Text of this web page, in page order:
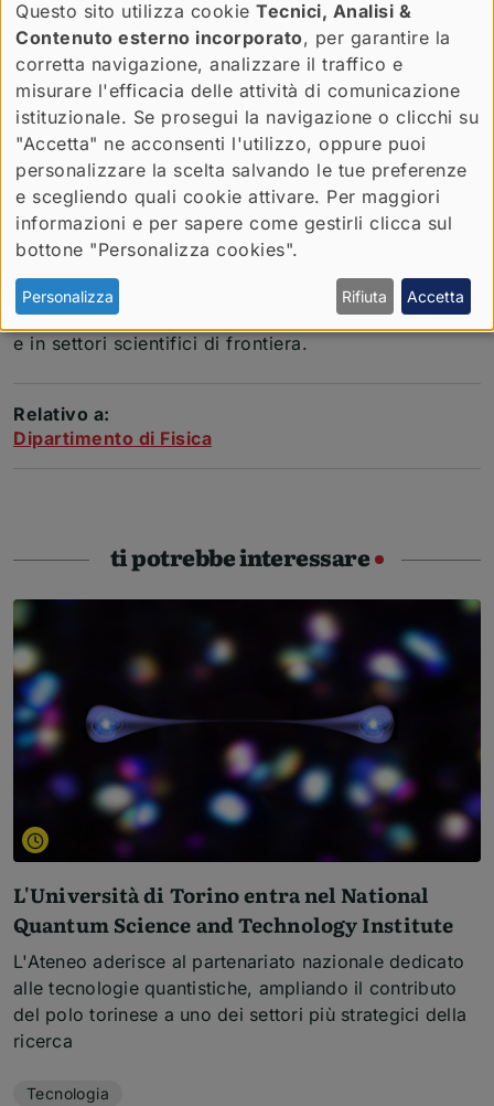
della nostra comunità accademica”.
Fondata nel 1988, SOKENDAI rappresenta una realtà
unica nel panorama accademico giapponese. Prima
università nazionale dedicata esclusivamente alla
formazione post-laurea, opera in stretta
collaborazione con una rete di istituti di ricerca di
rilevanza nazionale che mettono a disposizione
infrastrutture avanzate, grandi laboratori, archivi
scientifici e competenze altamente specializzate.
Attraverso i suoi programmi interdisciplinari,
SOKENDAI forma ricercatori e ricercatrici capaci di
operare ai più alti livelli della ricerca internazionale
e in settori scientifici di frontiera.
Relativo a:
Dipartimento di Fisica
ti potrebbe interessare
L'Università di Torino entra nel National
Quantum Science and Technology Institute
L'Ateneo aderisce al partenariato nazionale dedicato
alle tecnologie quantistiche, ampliando il contributo
del polo torinese a uno dei settori più strategici della
ricerca
Tecnologia
Questo sito utilizza cookie Tecnici, Analisi &
Contenuto esterno incorporato, per garantire la
corretta navigazione, analizzare il traffico e
misurare l'efficacia delle attività di comunicazione
istituzionale. Se prosegui la navigazione o clicchi su
"Accetta" ne acconsenti l'utilizzo, oppure puoi
personalizzare la scelta salvando le tue preferenze
e scegliendo quali cookie attivare. Per maggiori
informazioni e per sapere come gestirli clicca sul
bottone "Personalizza cookies".
Personalizza Rifiuta Accetta